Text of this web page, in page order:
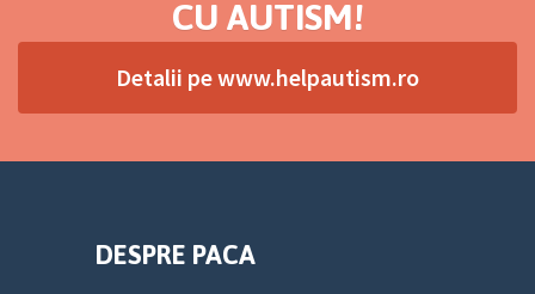
CU AUTISM!
Detalii pe www.helpautism.ro
DESPRE PACA